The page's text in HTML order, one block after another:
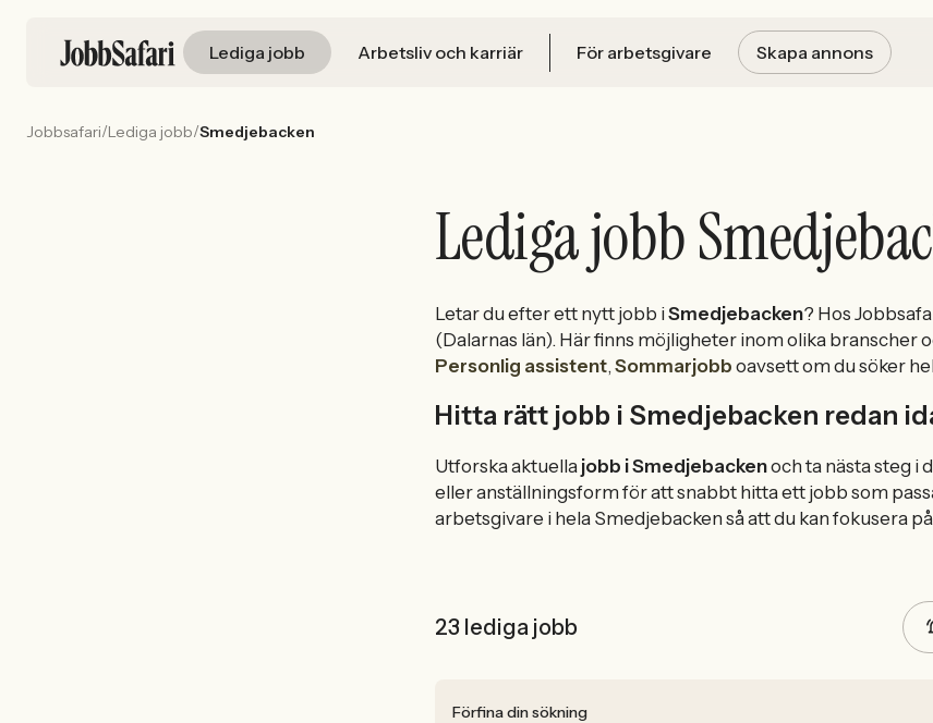
Lediga jobb Arbetsliv och karriär För arbetsgivare Skapa annons
Jobbsafari/Lediga jobb/Smedjebacken
Lediga jobb
Letar du efter ett nytt jobb iSmedjebacken? Hos
(Dalarnas län). Här finns möjligheter inom olika branscher
Personlig assistent,Sommarjobb oavsett om du söker
Hitta rätt jobb i Smedjebacken redan
Utforska aktuella jobb i Smedjebackenoch ta nästa steg i
eller anställningsform för att snabbt hitta ett jobb som
arbetsgivare i hela Smedjebacken så att du kan fokusera
23 lediga jobb
Förfina din sökning